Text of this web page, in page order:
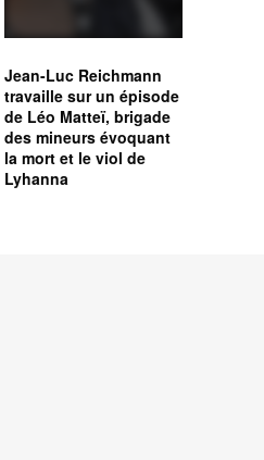
Jean-Luc Reichmann
travaille sur un épisode
de Léo Matteï, brigade
des mineurs évoquant
la mort et le viol de
Lyhanna